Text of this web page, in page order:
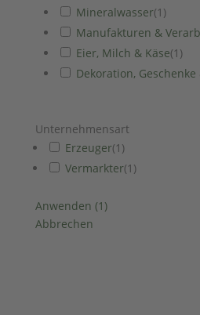
Mineralwasser(1 )
Manufakturen &
Eier, Milch & Käse(1 )
Dekoration,
Unternehmensart
Erzeuger(1 )
Vermarkter(1 )
Anwenden (1 )
Abbrechen